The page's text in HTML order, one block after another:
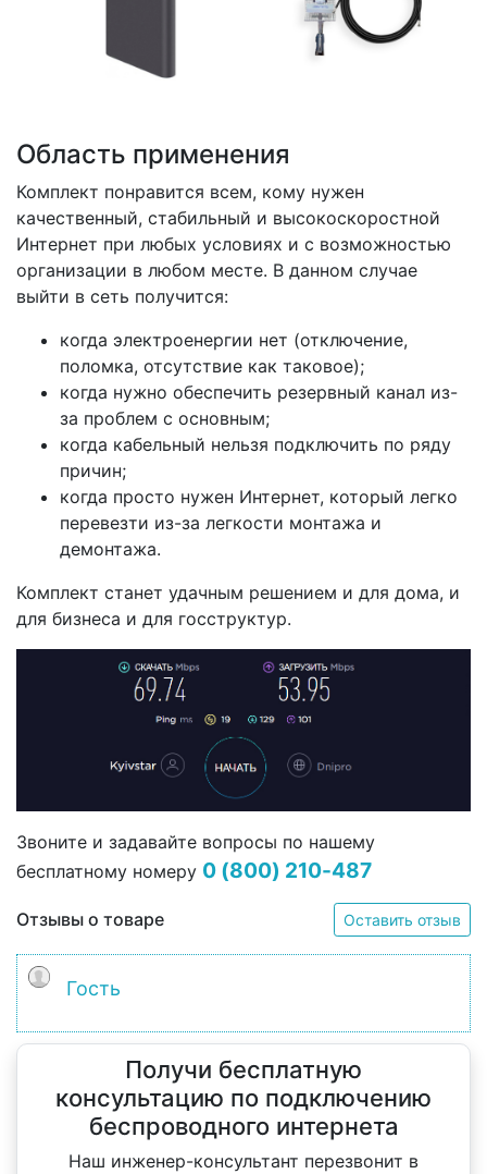
Область применения
Комплект понравится всем, кому нужен
качественный, стабильный и высокоскоростной
Интернет при любых условиях и с возможностью
организации в любом месте. В данном случае
выйти в сеть получится:
когда электроенергии нет (отключение,
поломка, отсутствие как таковое);
когда нужно обеспечить резервный канал из-
за проблем с основным;
когда кабельный нельзя подключить по ряду
причин;
когда просто нужен Интернет, который легко
перевезти из-за легкости монтажа и
демонтажа.
Комплект станет удачным решением и для дома, и
для бизнеса и для госструктур.
Звоните и задавайте вопросы по нашему
бесплатному номеру 0 (800) 210-487
Отзывы о товаре Оставить отзыв
Гость
Получи бесплатную
консультацию по подключению
беспроводного интернета
Наш инженер-консультант перезвонит в